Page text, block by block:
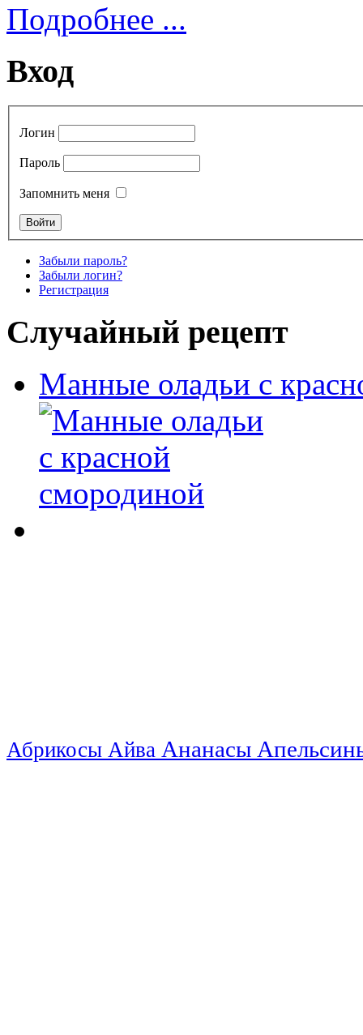
Подробнее ...
Вход
Логин
Пароль
Запомнить меня
Забыли пароль?
Забыли логин?
Регистрация
Случайный рецепт
Манные оладьи с
Абрикосы Айва Ананасы